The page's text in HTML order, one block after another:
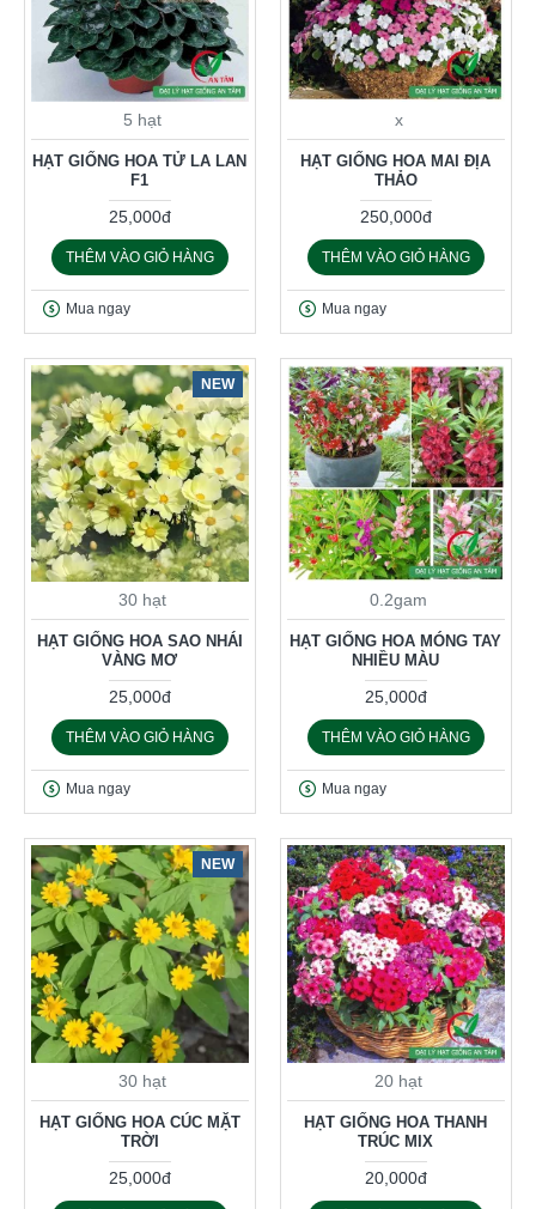
5 hạt
HẠT GIỐNG HOA TỬ LA LAN
F1
25,000đ
THÊM VÀO GIỎ HÀNG
Mua ngay
x
HẠT GIỐNG HOA MAI ĐỊA
THẢO
250,000đ
THÊM VÀO GIỎ HÀNG
Mua ngay
NEW
30 hạt
HẠT GIỐNG HOA SAO NHÁI
VÀNG MƠ
25,000đ
THÊM VÀO GIỎ HÀNG
Mua ngay
0.2gam
HẠT GIỐNG HOA MÓNG TAY
NHIỀU MÀU
25,000đ
THÊM VÀO GIỎ HÀNG
Mua ngay
NEW
30 hạt
HẠT GIỐNG HOA CÚC MẶT
TRỜI
25,000đ
20 hạt
HẠT GIỐNG HOA THANH
TRÚC MIX
20,000đ